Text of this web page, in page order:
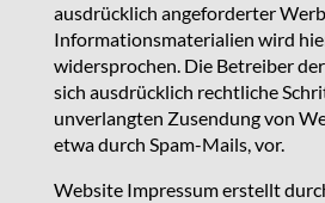
ausdrücklich angeforderter
Informationsmaterialien wird
widersprochen. Die Betreiber
sich ausdrücklich rechtliche
unverlangten Zusendung von
etwa durch Spam-Mails, vor.
Website Impressum erstellt